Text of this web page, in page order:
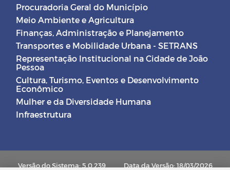
Procuradoria Geral do Município
Meio Ambiente e Agricultura
Finanças, Administração e Planejamento
Transportes e Mobilidade Urbana - SETRANS
Representação Institucional na Cidade de João
Pessoa
Cultura, Turismo, Eventos e Desenvolvimento
Econômico
Mulher e da Diversidade Humana
Infraestrutura
Versão do Sistema: 5.0.239 Data da Versão: 18/03/2026